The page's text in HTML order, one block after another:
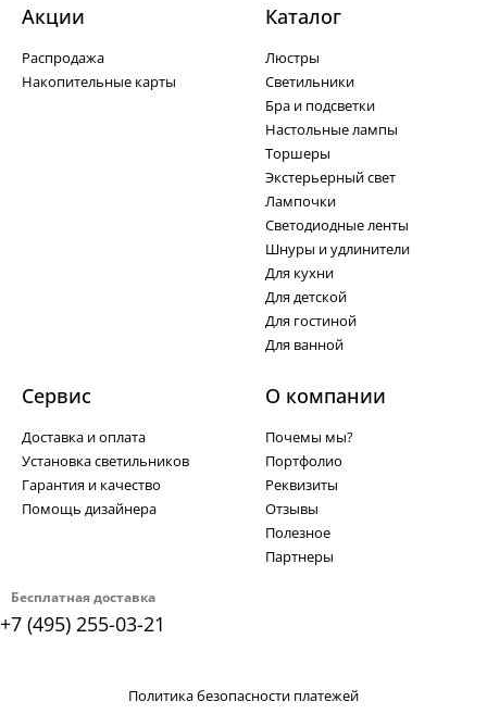
Бесплатная доставка
+7 (495) 255-03-21
Акции
Распродажа
Накопительные карты
Каталог
Люстры
Светильники
Бра и подсветки
Настольные лампы
Торшеры
Экстерьерный свет
Лампочки
Светодиодные ленты
Шнуры и удлинители
Для кухни
Для детской
Для гостиной
Для ванной
Сервис
Доставка и оплата
Установка светильников
Гарантия и качество
Помощь дизайнера
О компании
Почемы мы?
Портфолио
Реквизиты
Отзывы
Полезное
Партнеры
Политика безопасности платежей